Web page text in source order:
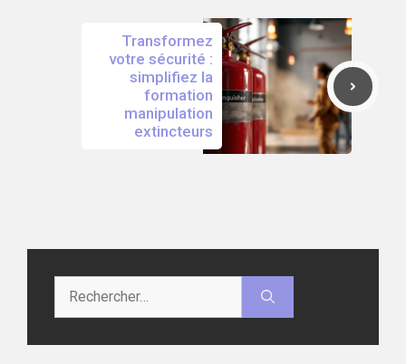
Transformez
votre sécurité :
simplifiez la
formation
manipulation
extincteurs